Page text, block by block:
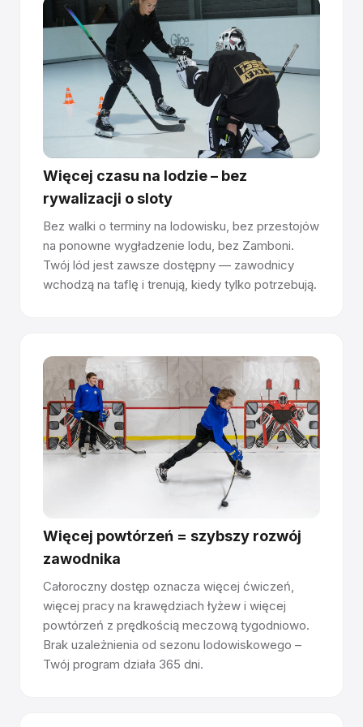
ostrza tworzą mikroskopijne rysy – im więcej jeździsz,
tym lepiej się ślizga.
Połączenie na pióro i wpust
Panele łączą się jak parkiet – precyzyjnie obrobione
złącza tworzą bezszwową powierzchnię. Spoiny są w
100% równe i niewyczuwalne pod stopą.
Zainstaluj w dowolnym miejscu, bez wymaganych
pozwoleń.
Panele układa się bezpośrednio na betonie, asfalcie,
podłogach sportowych lub eventowych. Bez kotwienia,
wiercenia i pozwoleń budowlanych. Panele Premium
Manager.
Glice oferuje certyfikację Rink Manager, aby pomóc
Twojemu zespołowi w obsłudze i konserwacji lodowiska,
wspierając długoterminową jakość nawierzchni i
doskonałe wrażenia z jazdy na łyżwach.
Masz pytania o działanie syntetycznego lodu?
Porozmawiaj z naszym zespołem →
Więcej czasu na lodzie – bez
rywalizacji o sloty
Bez walki o terminy na lodowisku, bez przestojów
na ponowne wygładzenie lodu, bez Zamboni.
Twój lód jest zawsze dostępny — zawodnicy
wchodzą na taflę i trenują, kiedy tylko potrzebują.
Więcej powtórzeń = szybszy rozwój
zawodnika
Całoroczny dostęp oznacza więcej ćwiczeń,
więcej pracy na krawędziach łyżew i więcej
powtórzeń z prędkością meczową tygodniowo.
Brak uzależnienia od sezonu lodowiskowego –
Twój program działa 365 dni.